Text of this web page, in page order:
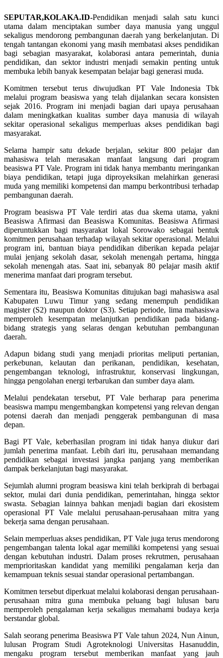
SEPUTAR,KOLAKA.ID-Pendidikan menjadi salah satu kunci
utama dalam menciptakan sumber daya manusia yang unggul
sekaligus mendorong pembangunan daerah yang berkelanjutan. Di
tengah tantangan ekonomi yang masih membatasi akses pendidikan
bagi sebagian masyarakat, kolaborasi antara pemerintah, dunia
pendidikan, dan sektor industri menjadi semakin penting untuk
membuka lebih banyak kesempatan belajar bagi generasi muda.
Komitmen tersebut terus diwujudkan PT Vale Indonesia Tbk
melalui program beasiswa yang telah dijalankan secara konsisten
sejak 2016. Program ini menjadi bagian dari upaya perusahaan
dalam meningkatkan kualitas sumber daya manusia di wilayah
sekitar operasional sekaligus memperluas akses pendidikan bagi
masyarakat.
Selama hampir satu dekade berjalan, sekitar 800 pelajar dan
mahasiswa telah merasakan manfaat langsung dari program
beasiswa PT Vale. Program ini tidak hanya membantu meringankan
biaya pendidikan, tetapi juga diproyeksikan melahirkan generasi
muda yang memiliki kompetensi dan mampu berkontribusi terhadap
pembangunan daerah.
Program beasiswa PT Vale terdiri atas dua skema utama, yakni
Beasiswa Afirmasi dan Beasiswa Komunitas. Beasiswa Afirmasi
diperuntukkan bagi masyarakat lokal Sorowako sebagai bentuk
komitmen perusahaan terhadap wilayah sekitar operasional. Melalui
program ini, bantuan biaya pendidikan diberikan kepada pelajar
mulai jenjang sekolah dasar, sekolah menengah pertama, hingga
sekolah menengah atas. Saat ini, sebanyak 80 pelajar masih aktif
menerima manfaat dari program tersebut.
Sementara itu, Beasiswa Komunitas ditujukan bagi mahasiswa asal
Kabupaten Luwu Timur yang sedang menempuh pendidikan
magister (S2) maupun doktor (S3). Setiap periode, lima mahasiswa
memperoleh kesempatan melanjutkan pendidikan pada bidang-
bidang strategis yang selaras dengan kebutuhan pembangunan
daerah.
Adapun bidang studi yang menjadi prioritas meliputi pertanian,
perkebunan, kelautan dan perikanan, pendidikan, kesehatan,
pengembangan teknologi, infrastruktur, konservasi lingkungan,
hingga pengolahan energi terbarukan dan sumber daya alam.
Melalui pendekatan tersebut, PT Vale berharap para penerima
beasiswa mampu mengembangkan kompetensi yang relevan dengan
potensi daerah dan menjadi penggerak pembangunan di masa
depan.
Bagi PT Vale, keberhasilan program ini tidak hanya diukur dari
jumlah penerima manfaat. Lebih dari itu, perusahaan memandang
pendidikan sebagai investasi jangka panjang yang memberikan
dampak berkelanjutan bagi masyarakat.
Sejumlah alumni program beasiswa kini telah berkiprah di berbagai
sektor, mulai dari dunia pendidikan, pemerintahan, hingga sektor
swasta. Sebagian lainnya bahkan menjadi bagian dari ekosistem
operasional PT Vale melalui perusahaan-perusahaan mitra yang
bekerja sama dengan perusahaan.
Selain memperluas akses pendidikan, PT Vale juga terus mendorong
pengembangan talenta lokal agar memiliki kompetensi yang sesuai
dengan kebutuhan industri. Dalam proses rekrutmen, perusahaan
memprioritaskan kandidat yang memiliki pengalaman kerja dan
kemampuan teknis sesuai standar operasional pertambangan.
Komitmen tersebut diperkuat melalui kolaborasi dengan perusahaan-
perusahaan mitra guna membuka peluang bagi lulusan baru
memperoleh pengalaman kerja sekaligus memahami budaya kerja
berstandar global.
Salah seorang penerima Beasiswa PT Vale tahun 2024, Nun Ainun,
lulusan Program Studi Agroteknologi Universitas Hasanuddin,
mengaku program tersebut memberikan manfaat yang jauh